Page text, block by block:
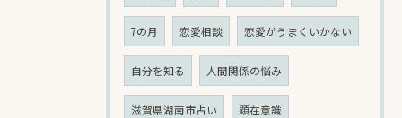
7の月 恋愛相談 恋愛がうまくいかない
自分を知る 人間関係の悩み
滋賀県湖南市占い 顕在意識